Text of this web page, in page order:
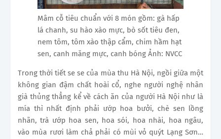
Mâm cỗ tiêu chuẩn với 8 món gồm: gà hấp
lá chanh, su hào xào mực, bò sốt tiêu đen,
nem tôm, tôm xào thập cẩm, chim hầm hạt
sen, canh măng mực, canh bóng Ảnh: NVCC
Trong thời tiết se se của mùa thu Hà Nội, ngồi giữa một
không gian đậm chất hoài cổ, nghe người nghệ nhân
già thủng thẳng kể về cách ăn của người Hà Nội như là
mía thì nhất định phải ướp hoa bưởi, chè sen lồng
nhãn, trà ướp hoa sen, hoa sói, hoa nhài, hoa ngâu,
vào mùa rươi làm chả phải có mùi vỏ quýt Lạng Sơn…